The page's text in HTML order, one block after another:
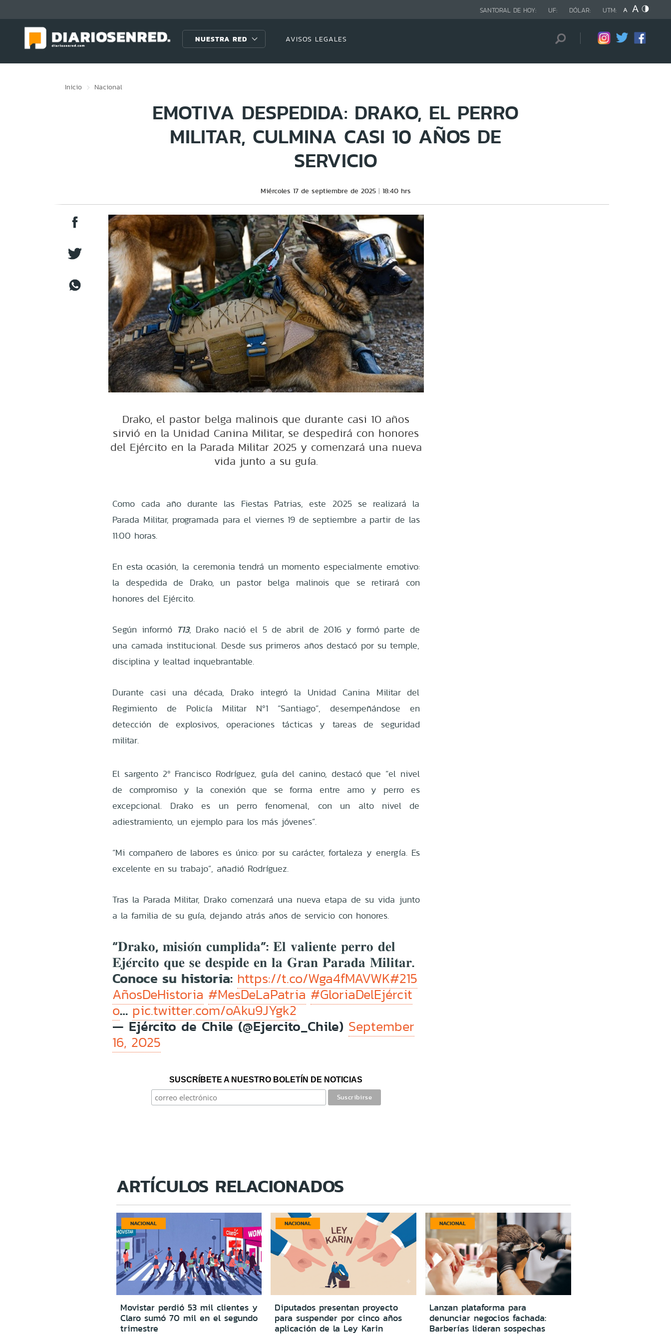
SANTORAL DE HOY: UF: DÓLAR: UTM:
NUESTRA RED AVISOS LEGALES
Inicio Nacional
EMOTIVA DESPEDIDA: DRAKO, EL PERRO
MILITAR, CULMINA CASI 10 AÑOS DE
SERVICIO
Miércoles 17 de septiembre de 2025 18:40 hrs
Drako, el pastor belga malinois que durante casi 10 años
sirvió en la Unidad Canina Militar, se despedirá con honores
del Ejército en la Parada Militar 2025 y comenzará una nueva
vida junto a su guía.
Como cada año durante las Fiestas Patrias, este 2025 se realizará la
Parada Militar, programada para el viernes 19 de septiembre a partir de las
11:00 horas.
En esta ocasión, la ceremonia tendrá un momento especialmente emotivo:
la despedida de Drako, un pastor belga malinois que se retirará con
honores del Ejército.
Según informó T13, Drako nació el 5 de abril de 2016 y formó parte de
una camada institucional. Desde sus primeros años destacó por su temple,
disciplina y lealtad inquebrantable.
Durante casi una década, Drako integró la Unidad Canina Militar del
Regimiento de Policía Militar Nº1 “Santiago”, desempeñándose en
detección de explosivos, operaciones tácticas y tareas de seguridad
militar.
El sargento 2º Francisco Rodríguez, guía del canino, destacó que “el nivel
de compromiso y la conexión que se forma entre amo y perro es
excepcional. Drako es un perro fenomenal, con un alto nivel de
adiestramiento, un ejemplo para los más jóvenes”.
“Mi compañero de labores es único: por su carácter, fortaleza y energía. Es
excelente en su trabajo”, añadió Rodríguez.
Tras la Parada Militar, Drako comenzará una nueva etapa de su vida junto
a la familia de su guía, dejando atrás años de servicio con honores.
“𝐃𝐫𝐚𝐤𝐨, 𝐦𝐢𝐬𝐢𝐨́𝐧 𝐜𝐮𝐦𝐩𝐥𝐢𝐝𝐚”: 𝐄𝐥 𝐯𝐚𝐥𝐢𝐞𝐧𝐭𝐞 𝐩𝐞𝐫𝐫𝐨 𝐝𝐞𝐥
𝐄𝐣𝐞́𝐫𝐜𝐢𝐭𝐨 𝐪𝐮𝐞 𝐬𝐞 𝐝𝐞𝐬𝐩𝐢𝐝𝐞 𝐞𝐧 𝐥𝐚 𝐆𝐫𝐚𝐧 𝐏𝐚𝐫𝐚𝐝𝐚 𝐌𝐢𝐥𝐢𝐭𝐚𝐫.
Conoce su historia: https://t.co/Wga4fMAVWK#215
AñosDeHistoria #MesDeLaPatria #GloriaDelEjércit
o…pic.twitter.com/oAku9JYgk2
— Ejército de Chile (@Ejercito_Chile) September
16, 2025
SUSCRÍBETE A NUESTRO BOLETÍN DE NOTICIAS
ARTÍCULOS RELACIONADOS
NACIONAL
Movistar perdió 53 mil clientes y
Claro sumó 70 mil en el segundo
trimestre
NACIONAL
Diputados presentan proyecto
para suspender por cinco años
aplicación de la Ley Karin
NACIONAL
Lanzan plataforma para
denunciar negocios fachada:
Barberías lideran sospechas